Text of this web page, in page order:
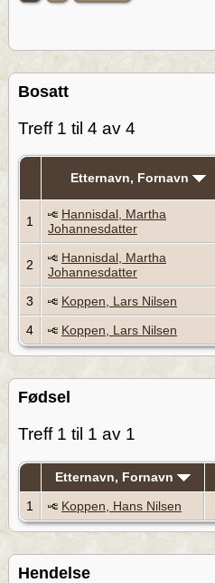
Bosatt
Treff 1 til 4 av 4
Etternavn, Fornavn
1
Hannisdal, Martha
Johannesdatter
2
Hannisdal, Martha
Johannesdatter
3 Koppen, Lars Nilsen
4
Koppen, Lars Nilsen
Fødsel
Treff 1 til 1 av 1
Etternavn, Fornavn
1
Koppen, Hans Nilsen
Hendelse